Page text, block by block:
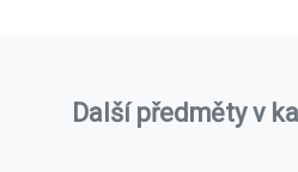
Další předměty v